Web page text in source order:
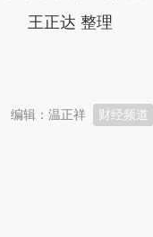
正达 整理
财经频道
编辑：温正祥